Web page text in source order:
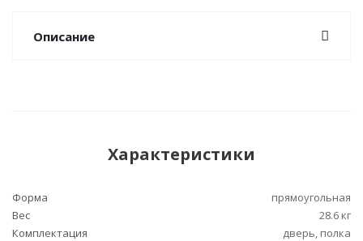
Описание
Характеристики
Форма
прямоугольная
Вес
28.6 кг
Комплектация
дверь, полка